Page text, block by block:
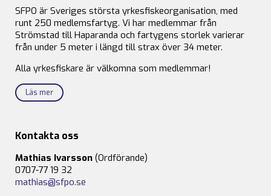
SFPO är Sveriges största yrkesfiskeorganisation, med
runt 250 medlemsfartyg. Vi har medlemmar från
Strömstad till Haparanda och fartygens storlek varierar
från under 5 meter i längd till strax över 34 meter.
Alla yrkesfiskare är välkomna som medlemmar!
Läs mer
Kontakta oss
Mathias Ivarsson (Ordförande)
0707-77 19 32
mathias@sfpo.se